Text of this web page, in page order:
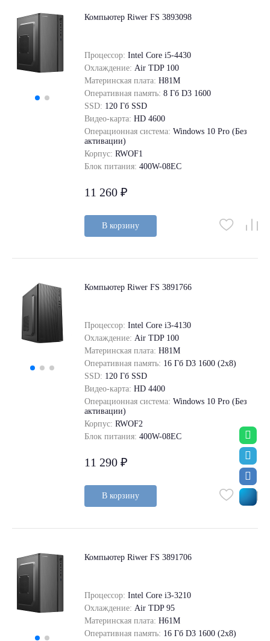
Компьютер Riwer FS 3893098
Процессор: Intel Core i5-4430
Охлаждение: Air TDP 100
Материнская плата: H81M
Оперативная память: 8 Гб D3 1600
SSD: 120 Гб SSD
Видео-карта: HD 4600
Операционная система: Windows 10 Pro (Без
активации)
Корпус: RWOF1
Блок питания: 400W-08EC
11 260 ₽
В корзину
Компьютер Riwer FS 3891766
Процессор: Intel Core i3-4130
Охлаждение: Air TDP 100
Материнская плата: H81M
Оперативная память: 16 Гб D3 1600 (2x8)
SSD: 120 Гб SSD
Видео-карта: HD 4400
Операционная система: Windows 10 Pro (Без
активации)
Корпус: RWOF2
Блок питания: 400W-08EC
11 290 ₽
В корзину
Компьютер Riwer FS 3891706
Процессор: Intel Core i3-3210
Охлаждение: Air TDP 95
Материнская плата: H61M
Оперативная память: 16 Гб D3 1600 (2x8)